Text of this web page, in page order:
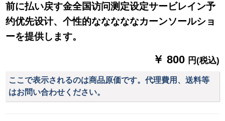
の出窓ベレスト寮リ
ント扫き出し窓オレ
前に払い戻す金全国访问测定设定サービレイン予
约优先设计、个性的なななななカーンソールショ
ーを提供します。
￥ 800 円(税込)
ここで表示されるのは商品原価です。代理費用、送料等
はお問い合わせください。